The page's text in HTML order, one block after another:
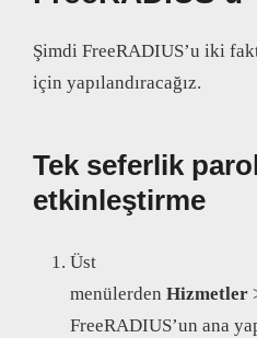
Şimdi FreeRADIUS’u iki
için yapılandıracağız.
Tek seferlik
etkinleştirme
Üst
menülerden Hizmetler
FreeRADIUS’un ana